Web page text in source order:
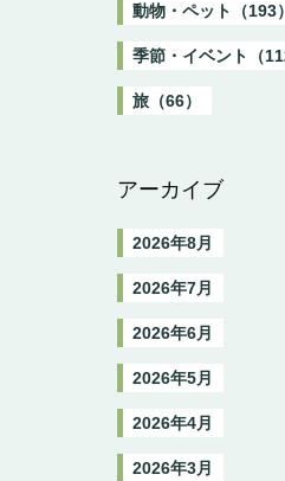
動物・ペット（193）
季節・イベント（
旅（66）
アーカイブ
2026年8月
2026年7月
2026年6月
2026年5月
2026年4月
2026年3月